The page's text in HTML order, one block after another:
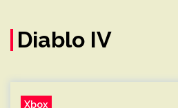
Diablo IV
Xbox